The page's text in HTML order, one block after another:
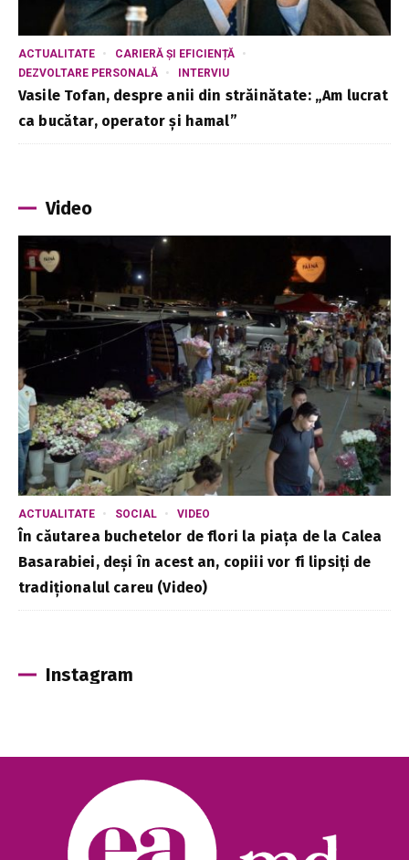
ACTUALITATE
CARIERĂ ȘI EFICIENȚĂ
DEZVOLTARE PERSONALĂ
INTERVIU
Vasile Tofan, despre anii din străinătate: „Am lucrat
ca bucătar, operator și hamal”
Video
ACTUALITATE SOCIAL VIDEO
În căutarea buchetelor de flori la piața de la Calea
Basarabiei, deși în acest an, copiii vor fi lipsiți de
tradiționalul careu (Video)
Instagram